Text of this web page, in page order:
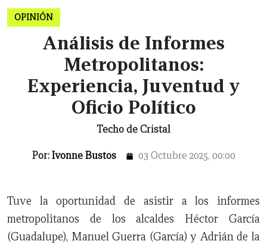
LEÓN
OPINIÓN
Análisis de Informes
Metropolitanos:
Experiencia, Juventud y
Oficio Político
Techo de Cristal
Por:Ivonne Bustos 03 Octubre 2025, 00:00
Tuve la oportunidad de asistir a los informes
metropolitanos de los alcaldes Héctor García
(Guadalupe), Manuel Guerra (García) y Adrián de la